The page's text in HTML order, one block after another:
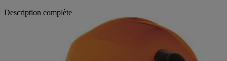
Description complète